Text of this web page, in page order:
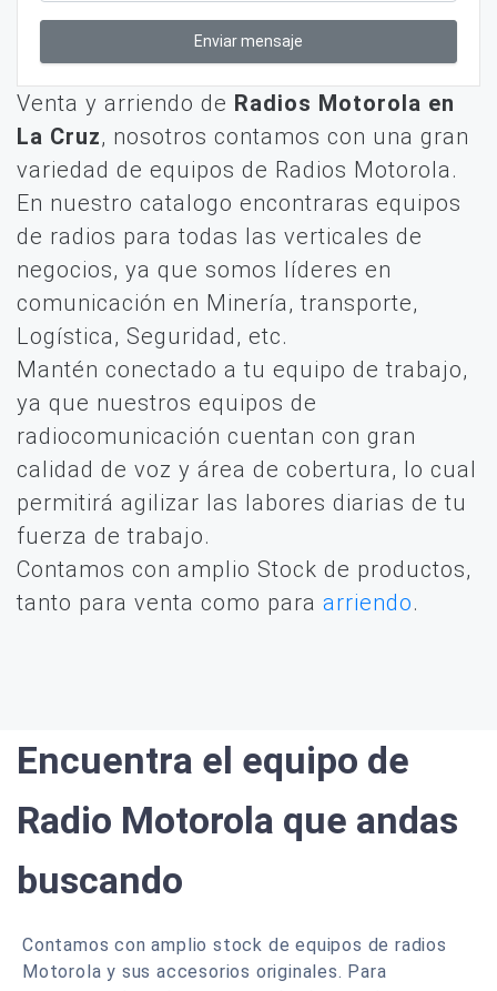
Enviar mensaje
Venta y arriendo de Radios Motorola en
La Cruz, nosotros contamos con una gran
variedad de equipos de Radios Motorola.
En nuestro catalogo encontraras equipos
de radios para todas las verticales de
negocios, ya que somos líderes en
comunicación en Minería, transporte,
Logística, Seguridad, etc.
Mantén conectado a tu equipo de trabajo,
ya que nuestros equipos de
radiocomunicación cuentan con gran
calidad de voz y área de cobertura, lo cual
permitirá agilizar las labores diarias de tu
fuerza de trabajo.
Contamos con amplio Stock de productos,
tanto para venta como para arriendo.
Encuentra el equipo de
Radio Motorola que andas
buscando
Contamos con amplio stock de equipos de radios
Motorola y sus accesorios originales. Para